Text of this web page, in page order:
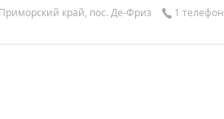
край, пос. Де-Фриз 1 телефон